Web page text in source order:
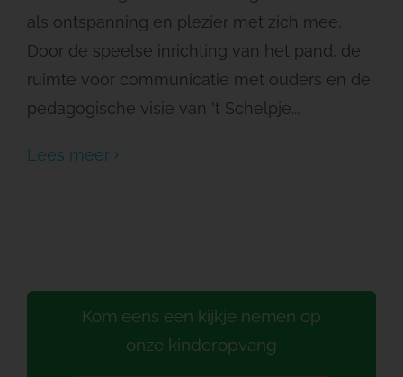
als ontspanning en plezier met zich mee.
Door de speelse inrichting van het pand, de
ruimte voor communicatie met ouders en de
pedagogische visie van 't Schelpje...
Lees meer
Kom eens een kijkje nemen op
onze kinderopvang